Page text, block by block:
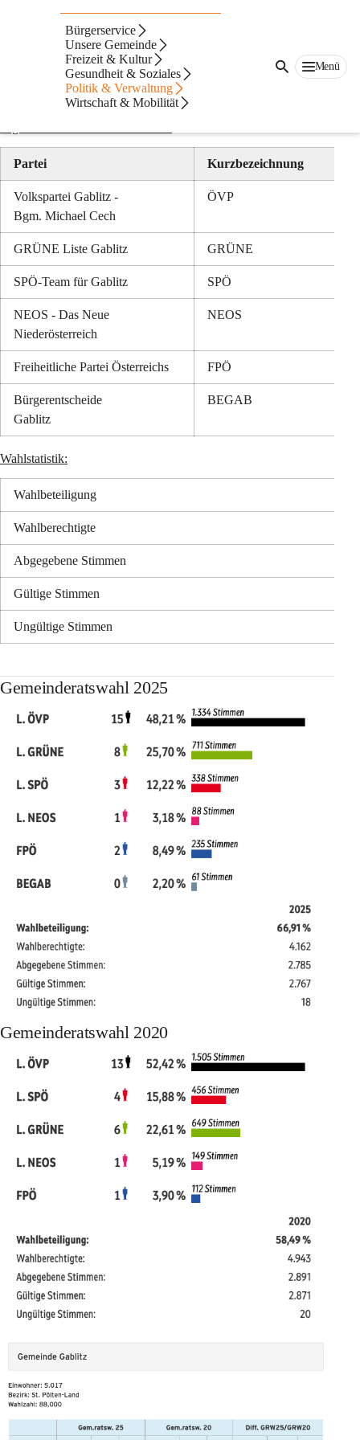
Bürgerservice
Unsere Gemeinde
Freizeit & Kultur
Gesundheit & Soziales
Politik & Verwaltung
Wirtschaft & Mobilität
Menü
Wahlergebnisse
Gemeinderatswahl - Wahlwiederholung vom
18. Mai 2025
Partei Kurzbezeichnung
Volkspartei Gablitz -
Bgm. Michael Cech
ÖVP
GRÜNE Liste Gablitz GRÜNE
SPÖ-Team für Gablitz SPÖ
NEOS - Das Neue
Niederösterreich
NEOS
Freiheitliche Partei Österreichs FPÖ
Bürgerentscheide
Gablitz
BEGAB
Wahlstatistik:
Wahlbeteiligung
Wahlberechtigte
Abgegebene Stimmen
Gültige Stimmen
Ungültige Stimmen
Gemeinderatswahl 2025
Gemeinderatswahl 2020